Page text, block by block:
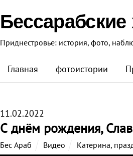
Бессарабские
Приднестровье: история, фото,
Главная фотоистории
11.02.2022
С днём рождения,
Бес Араб Видео Катерина,